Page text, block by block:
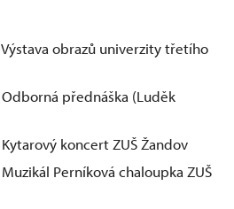
Výstava obrazů univerzity třetího
Odborná přednáška (Luděk
Kytarový koncert ZUŠ Žandov
Muzikál Perníková chaloupka ZUŠ